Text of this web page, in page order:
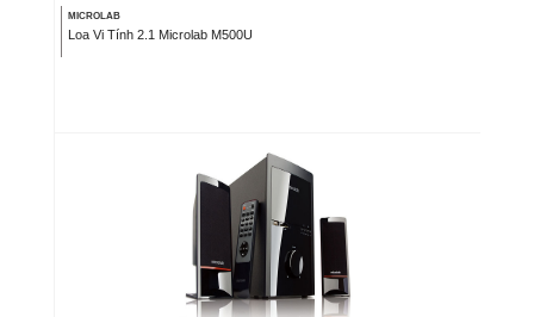
MICROLAB
Loa Vi Tính 2.1 Microlab M500U